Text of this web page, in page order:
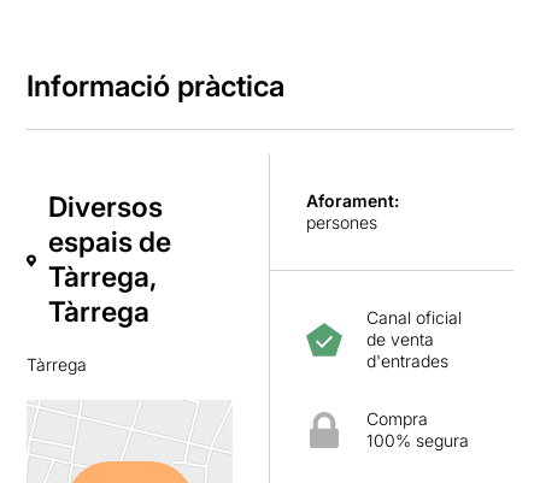
Informació pràctica
Diversos
espais de
Tàrrega,
Tàrrega
Tàrrega
Aforament:
persones
Canal oficial
de venta
d'entrades
Compra
100% segura